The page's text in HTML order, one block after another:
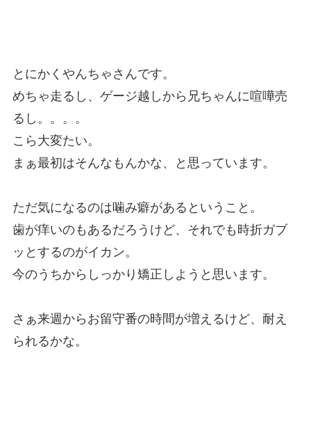
とにかくやんちゃさんです。
めちゃ走るし、ゲージ越しから兄ちゃんに喧嘩売
るし。。。。
こら大変たい。
まぁ最初はそんなもんかな、と思っています。
ただ気になるのは噛み癖があるということ。
歯が痒いのもあるだろうけど、それでも時折ガブ
ッとするのがイカン。
今のうちからしっかり矯正しようと思います。
さぁ来週からお留守番の時間が増えるけど、耐え
られるかな。